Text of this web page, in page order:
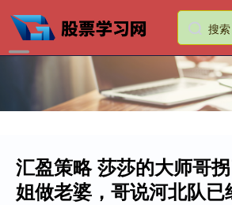
汇盈策略 莎莎的大师哥
姐做老婆，哥说河北队已